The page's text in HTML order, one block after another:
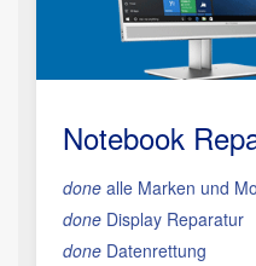
Notebook
done alle Marken und
done Display Reparatur
done Datenrettung